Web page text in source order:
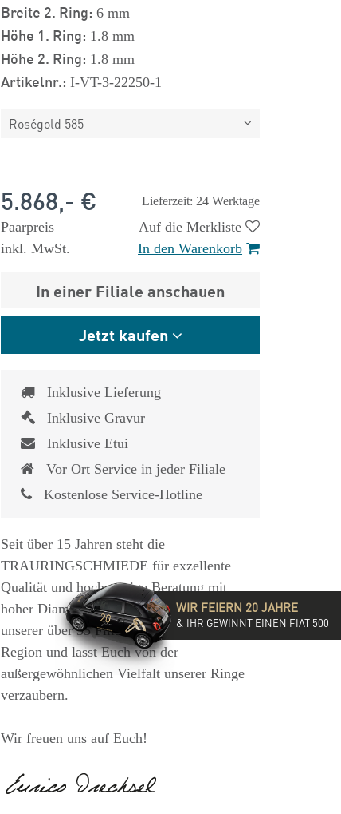
Breite 2. Ring: 6 mm
Höhe 1. Ring: 1.8 mm
Höhe 2. Ring: 1.8 mm
Artikelnr.: I-VT-3-22250-1
Roségold 585
Lieferzeit: 24 Werktage
5.868,- €
Paarpreis
inkl. MwSt.
Auf die Merkliste
In den Warenkorb
In einer Filiale anschauen
Jetzt kaufen
Inklusive Lieferung
Inklusive Gravur
Inklusive Etui
Vor Ort Service in jeder Filiale
Kostenlose Service-Hotline
Seit über 15 Jahren steht die
TRAURINGSCHMIEDE für exzellente
Qualität und hochwertige Beratung mit
hoher Diamantkompetenz. Besucht eine
unserer über 35 Filialen in der DACH-
Region und lasst Euch von der
außergewöhnlichen Vielfalt unserer Ringe
verzaubern.
Wir freuen uns auf Euch!
WIR FEIERN 20 JAHRE
& IHR GEWINNT EINEN FIAT 500